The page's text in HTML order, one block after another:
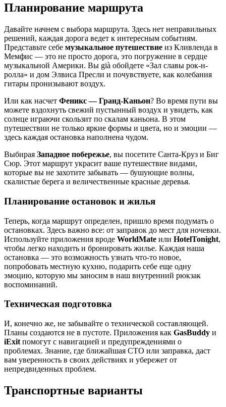
Планирование маршрута
Давайте начнем с выбора маршрута. Здесь нет неправильных
решений, каждая дорога ведет к интересным событиям.
Представьте себе музыкальное путешествие из Кливленда в
Мемфис — это не просто дорога, это погружение в сердце
музыкальной Америки. Вы già обойдете «Зал славы рок-н-
ролла» и дом Элвиса Пресли и почувствуете, как колебания
гитары пронизывают воздух.
Или как насчет Феникс — Гранд-Каньон? Во время пути вы
можете вздохнуть свежий пустынный воздух и увидеть, как
солнце играючи скользит по скалам каньона. В этом
путешествии не только яркие формы и цвета, но и эмоции —
здесь каждая остановка наполнена чудом.
Выбирая Западное побережье, вы посетите Санта-Круз и Биг
Сюр. Этот маршрут украсит ваше путешествие видами,
которые вы не захотите забывать — бушующие волны,
скалистые берега и величественные красные деревья.
Планирование остановок и жилья
Теперь, когда маршрут определен, пришло время подумать о
остановках. Здесь важно все: от заправок до мест для ночевки.
Используйте приложения вроде WorldMate или HotelTonight,
чтобы легко находить и бронировать жилье. Каждая наша
остановка — это возможность узнать что-то новое,
попробовать местную кухню, подарить себе еще одну
эмоцию, которую мы заносим в наш внутренний рюкзак
воспоминаний.
Техническая подготовка
И, конечно же, не забывайте о технической составляющей.
Планы создаются не в пустоте. Приложения как GasBuddy и
iExit помогут с навигацией и предупреждениями о
проблемах. Знание, где ближайшая СТО или заправка, даст
вам уверенность в своих действиях и убережет от
непредвиденных проблем.
Транспортные варианты